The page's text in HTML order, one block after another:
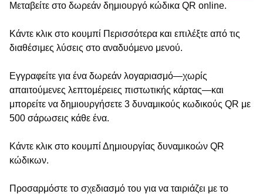
Μεταβείτε στο δωρεάν δημιουργό κώδικα QR online.
Κάντε κλικ στο κουμπί Περισσότερα και επιλέξτε από τις
διαθέσιμες λύσεις στο αναδυόμενο μενού.
Εγγραφείτε για ένα δωρεάν λογαριασμό—χωρίς
απαιτούμενες λεπτομέρειες πιστωτικής κάρτας—και
μπορείτε να δημιουργήσετε 3 δυναμικούς κωδικούς QR με
500 σάρωσεις κάθε ένα.
Κάντε κλικ στο κουμπί Δημιουργίας δυναμικοών QR
κώδικων.
Προσαρμόστε το σχεδιασμό του για να ταιριάζει με το